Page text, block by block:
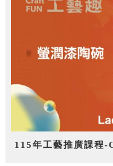
115年工藝推廣課程